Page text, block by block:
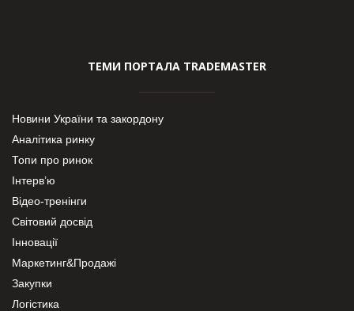
ТЕМИ ПОРТАЛА TRADEMASTER
Новини України та закордону
Аналітика ринку
Топи про ринок
Інтерв’ю
Відео-тренінги
Світовий досвід
Інновації
Маркетинг&Продажі
Закупки
Логістика